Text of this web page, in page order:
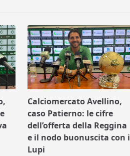
Calciomercato Avellino,
caso Patierno: le cifre
dell’offerta della Reggina
e il nodo buonuscita con i
Lupi